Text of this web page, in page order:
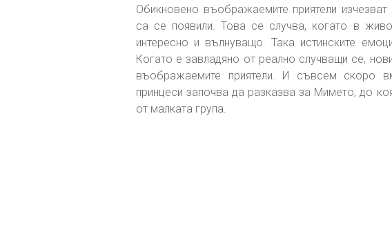
Обикновено въображаемите приятели
са се появили. Това се случва, когато в
интересно и вълнуващо. Така истинските
Когато е завладяно от реално случващи се,
въображаемите приятели. И съвсем скоро
принцеси започва да разказва за Мимето, до
от малката група.